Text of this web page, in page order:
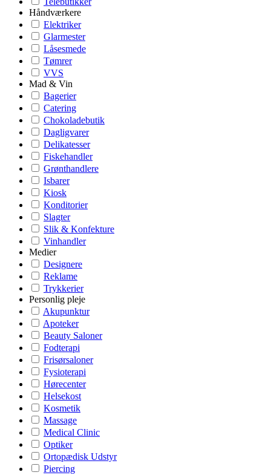
Håndværkere
Elektriker
Glarmester
Låsesmede
Tømrer
VVS
Mad & Vin
Bagerier
Catering
Chokoladebutik
Dagligvarer
Delikatesser
Fiskehandler
Grønthandlere
Isbarer
Kiosk
Konditorier
Slagter
Slik & Konfekture
Vinhandler
Medier
Designere
Reklame
Trykkerier
Personlig pleje
Akupunktur
Apoteker
Beauty Saloner
Fodterapi
Frisørsaloner
Fysioterapi
Hørecenter
Helsekost
Kosmetik
Massage
Medical Clinic
Optiker
Ortopædisk Udstyr
Piercing